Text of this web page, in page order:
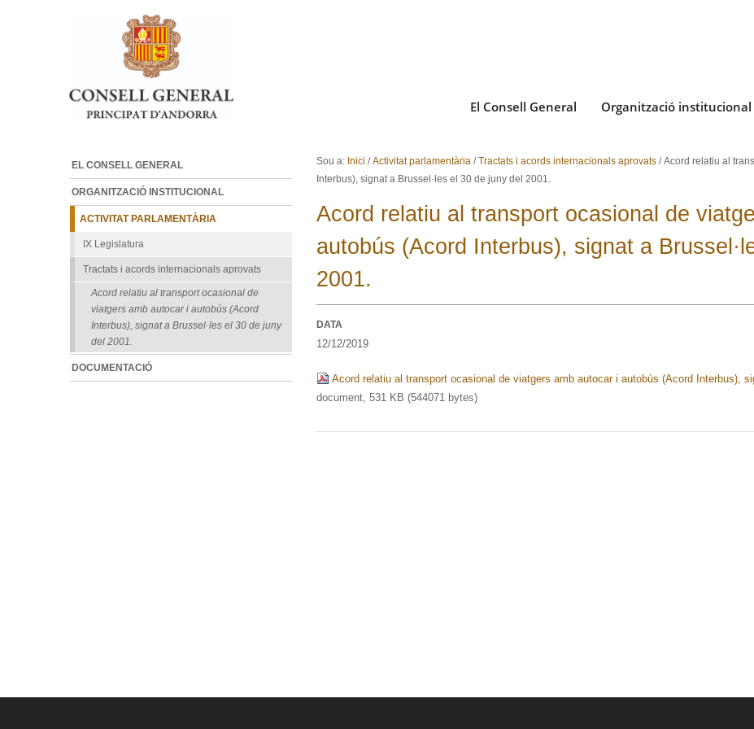
Ves al contingut.
Salta a la navegació
El Consell General Organització institucional
Sou a: Inici /Activitat parlamentària /Tractats i acords internacionals aprovats /Acord relatiu al
Interbus), signat a Brussel·les el 30 de juny del 2001.
Acord relatiu al transport ocasional de
autobús (Acord Interbus), signat a
2001.
DATA
12/12/2019
Acord relatiu al transport ocasional de viatgers amb autocar i autobús (Acord Interbus),
document, 531 KB (544071 bytes)
EL CONSELL GENERAL
ORGANITZACIÓ INSTITUCIONAL
ACTIVITAT PARLAMENTÀRIA
IX Legislatura
Tractats i acords internacionals aprovats
Acord relatiu al transport ocasional de
viatgers amb autocar i autobús (Acord
Interbus), signat a Brussel·les el 30 de juny
del 2001.
DOCUMENTACIÓ